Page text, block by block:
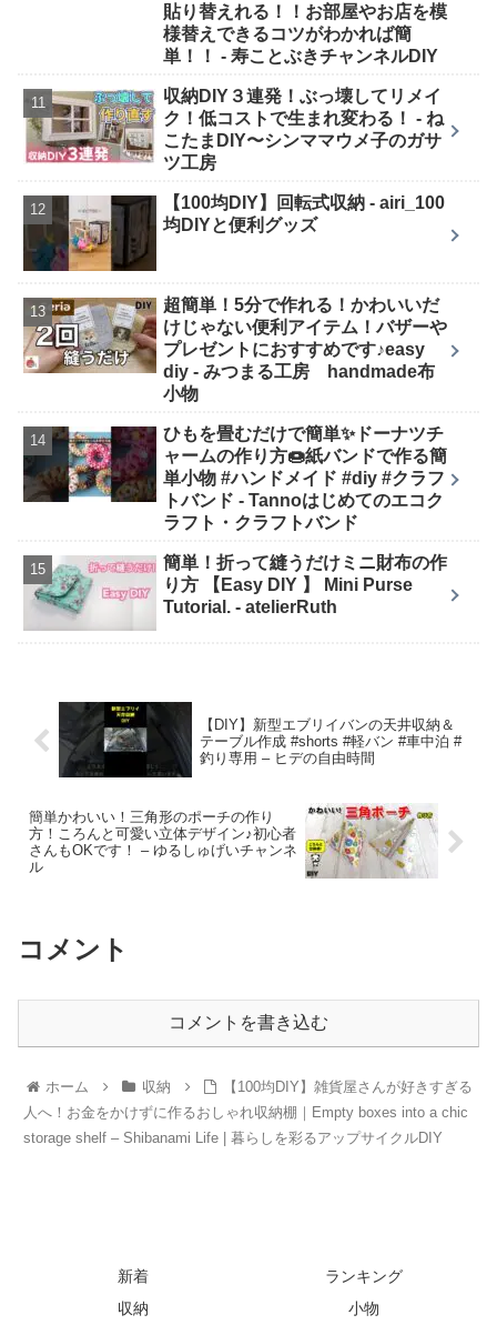
貼り替えれる！！お部屋やお店を模
様替えできるコツがわかれば簡
単！！ - 寿ことぶきチャンネルDIY
収納DIY３連発！ぶっ壊してリメイ
ク！低コストで生まれ変わる！ - ね
こたまDIY〜シンママウメ子のガサ
ツ工房
【100均DIY】回転式収納 - airi_100
均DIYと便利グッズ
超簡単！5分で作れる！かわいいだ
けじゃない便利アイテム！バザーや
プレゼントにおすすめです♪easy
diy - みつまる工房 handmade布
小物
ひもを畳むだけで簡単✨ドーナツチ
ャームの作り方🍩紙バンドで作る簡
単小物 #ハンドメイド #diy #クラフ
トバンド - Tannoはじめてのエコク
ラフト・クラフトバンド
簡単！折って縫うだけミニ財布の作
り方 【Easy DIY 】 Mini Purse
Tutorial. - atelierRuth
【DIY】新型エブリイバンの天井収納＆
テーブル作成 #shorts #軽バン #車中泊 #
釣り専用 – ヒデの自由時間
簡単かわいい！三角形のポーチの作り
方！ころんと可愛い立体デザイン♪初心者
さんもOKです！ – ゆるしゅげいチャンネ
ル
コメント
コメントを書き込む
ホーム 収納
【100均DIY】雑貨屋さんが好きすぎる
人へ！お金をかけずに作るおしゃれ収納棚｜Empty boxes into a chic
storage shelf – Shibanami Life | 暮らしを彩るアップサイクルDIY
新着
ランキング
収納
小物